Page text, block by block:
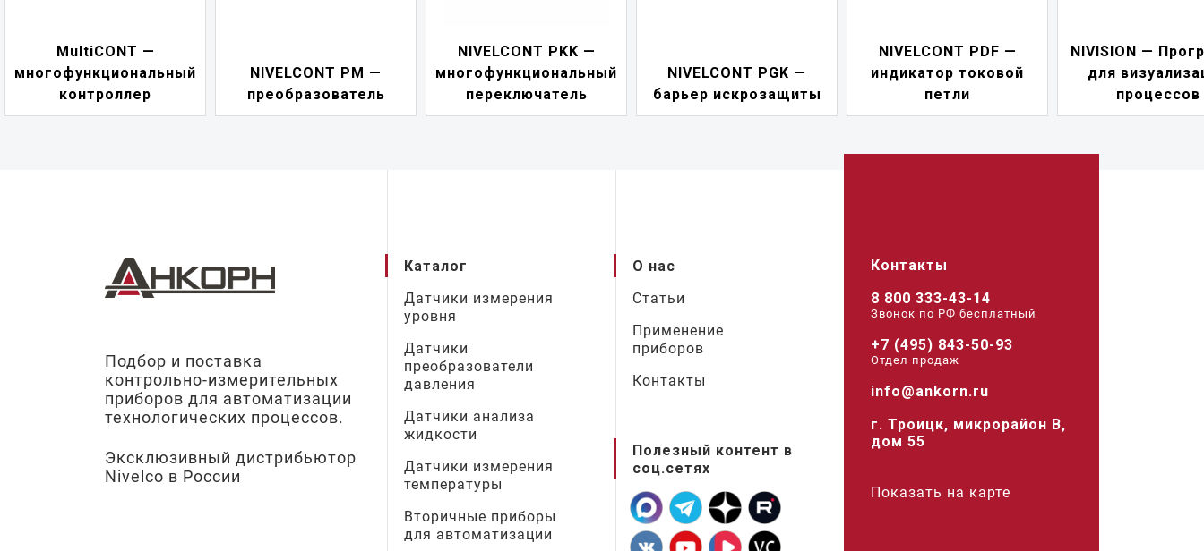
NIVELCONT PM —
преобразователь
многофункциональный
переключатель
NIVELCONT PGK —
барьер искрозащиты
индикатор токовой
петли
NIVISION — Программа
для визуализации
процессов
NIPOWER —
питания
Подбор и поставка
контрольно-измерительных
приборов для автоматизации
технологических процессов.
Эксклюзивный дистрибьютор
Nivelco в России
Каталог
Датчики измерения
уровня
Датчики
преобразователи
давления
Датчики анализа
жидкости
Датчики измерения
температуры
Вторичные приборы
для автоматизации
О нас
Статьи
Применение
приборов
Контакты
Полезный контент в
соц.сетях
Контакты
8 800 333-43-14
Звонок по РФ беcплатный
+7 (495) 843-50-93
Отдел продаж
info@ankorn.ru
г. Троицк, микрорайон В,
дом 55
Показать на карте